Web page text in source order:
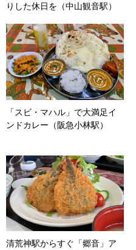
りした休日を（中山観音駅）
「スビ・マハル」で大満足イ
ンドカレー（阪急小林駅）
清荒神駅からすぐ「郷音」ア